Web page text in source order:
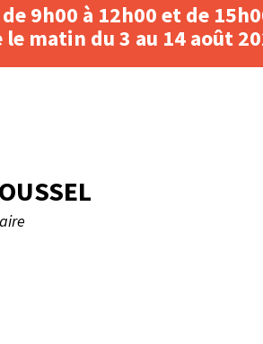
9h00 à 12h00 et de
matin du 3 au 14 août